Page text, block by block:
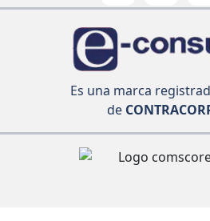
Es una marca
de